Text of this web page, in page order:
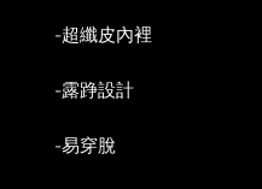
-超纖皮內裡
-露踭設計
-易穿脫